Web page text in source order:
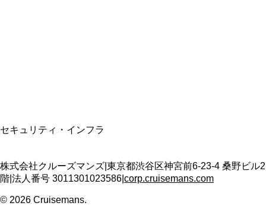
セキュリティ・インフラ
株式会社クルーズマンズ 東京都渋谷区神宮前6-23-4 桑野ビル2
階 法人番号 3011301023586 corp.cruisemans.com
© 2026 Cruisemans.